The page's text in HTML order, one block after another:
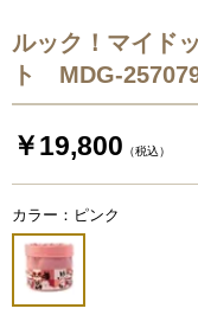
ルック！マイド
ト MDG-
￥19,800 （税込）
カラー：ピンク